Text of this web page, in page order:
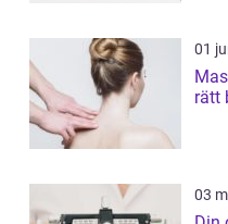
01
rätt
03